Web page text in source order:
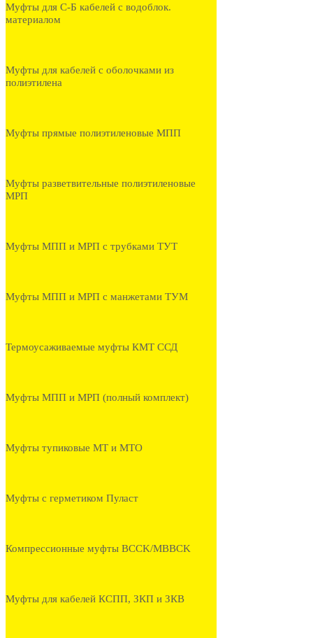
Муфты для С-Б кабелей с водоблок.
материалом
Муфты для кабелей с оболочками из
полиэтилена
Муфты прямые полиэтиленовые МПП
Муфты разветвительные полиэтиленовые
МРП
Муфты МПП и МРП с трубками ТУТ
Муфты МПП и МРП с манжетами ТУМ
Термоусаживаемые муфты КМТ ССД
Муфты МПП и МРП (полный комплект)
Муфты тупиковые МТ и МТО
Муфты с герметиком Пуласт
Компрессионные муфты BCCK/MBBCK
Муфты для кабелей КСПП, ЗКП и ЗКВ